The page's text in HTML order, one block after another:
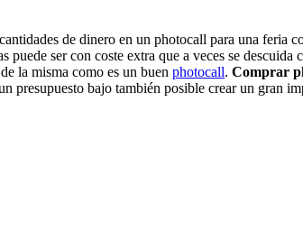
de dinero en un photocall para una
puede ser con coste extra que a veces se
la misma como es un buen photocall. Comprar
presupuesto bajo también posible crear un gran